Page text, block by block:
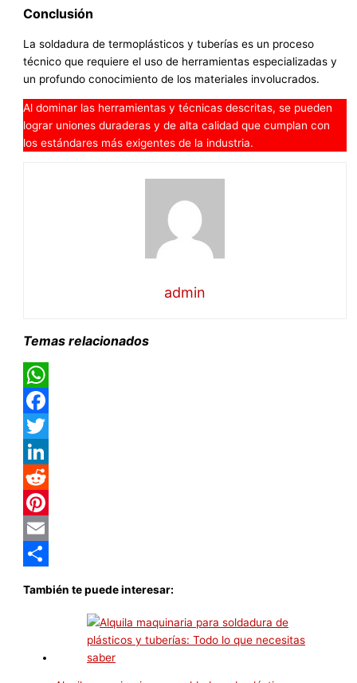
Conclusión
La soldadura de termoplásticos y tuberías es un proceso
técnico que requiere el uso de herramientas especializadas y
un profundo conocimiento de los materiales involucrados.
Al dominar las herramientas y técnicas descritas, se pueden
lograr uniones duraderas y de alta calidad que cumplan con
los estándares más exigentes de la industria.
admin
Temas relacionados
WhatsApp
Facebook
Twitter
LinkedIn
Reddit
Pinterest
Email
También te puede interesar: